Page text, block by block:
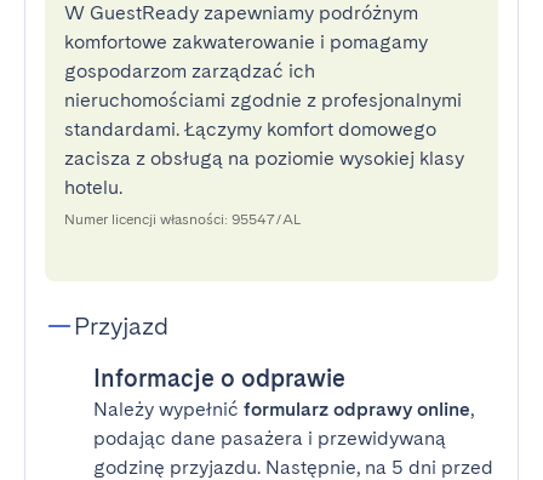
W GuestReady zapewniamy podróżnym
komfortowe zakwaterowanie i pomagamy
gospodarzom zarządzać ich
nieruchomościami zgodnie z profesjonalnymi
standardami. Łączymy komfort domowego
zacisza z obsługą na poziomie wysokiej klasy
hotelu.
Numer licencji własności: 95547/AL
Przyjazd
Informacje o odprawie
Należy wypełnić formularz odprawy online,
podając dane pasażera i przewidywaną
godzinę przyjazdu. Następnie, na 5 dni przed